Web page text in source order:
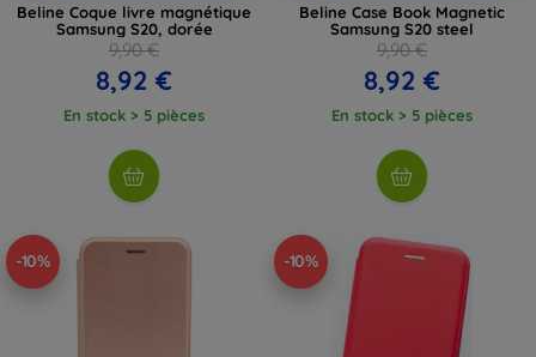
Beline Coque livre magnétique
Samsung S20, dorée
9,90 €
8,92 €
En stock > 5 pièces
Beline Case Book Magnetic
Samsung S20 steel
9,90 €
8,92 €
En stock > 5 pièces
-10% -10%